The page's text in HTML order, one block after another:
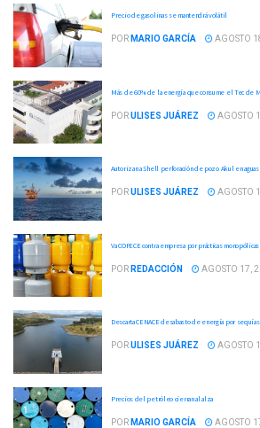
Precio de gasolinas se mantendrá volátil
POR MARIO GARCÍA AGOSTO
Más de 60% de la energía que consume el Tec de
PORULISES JUÁREZ AGOSTO
Autorizan a Shell perforación de pozo Akul en
PORULISES JUÁREZ AGOSTO
Va COFECE contra empresa por prácticas monopólicas
POR REDACCIÓN AGOSTO 17,
Descarta CENACE desabasto de energía por sequías
PORULISES JUÁREZ AGOSTO
Precios del petróleo cierran al alza
POR MARIO GARCÍA AGOSTO